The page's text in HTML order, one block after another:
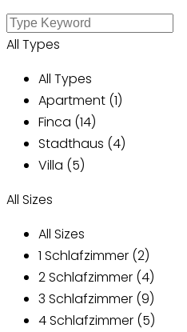
All Types
All Types
Apartment (1)
Finca (14)
Stadthaus (4)
Villa (5)
All Sizes
All Sizes
1 Schlafzimmer (2)
2 Schlafzimmer (4)
3 Schlafzimmer (9)
4 Schlafzimmer (5)